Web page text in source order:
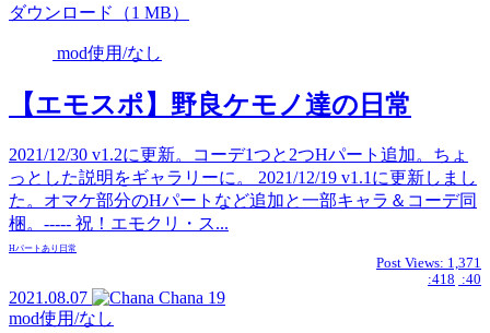
ダウンロード（1 MB）
mod使用/なし
【エモスポ】野良ケモノ達の日常
2021/12/30 v1.2に更新。コーデ1つと2つHパート追加。ちょ
っとした説明をギャラリーに。 2021/12/19 v1.1に更新しまし
た。オマケ部分のHパートなど追加と一部キャラ＆コーデ同
梱。----- 祝！エモクリ・ス...
Hパートあり 日常
Post Views: 1,371
:418 :40
2021.08.07 Chana 19
mod使用/なし